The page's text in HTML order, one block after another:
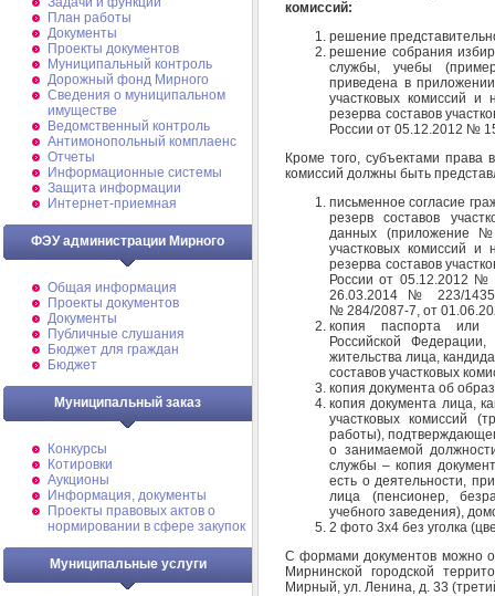
План работы
Документы
Проекты документов
Муниципальный контроль
Дорожный фонд Мирного
Cведения о муниципальном
имуществе
Ведомственный контроль
Антимонопольный комплаенс
Отчеты
Информационные системы
Защита информации
Интернет-приемная
ФЭУ администрации Мирного
Общая информация
Проекты документов
Документы
Публичные слушания
Бюджет для граждан
Бюджет
Муниципальный заказ
Конкурсы
Котировки
Аукционы
Информация, документы
Проекты правовых актов о
нормировании в сфере закупок
Муниципальные услуги
комиссий:
решение
решение собрания
службы, учебы
приведена в
участковых комиссий и
резерва составов
России от 05.12.2012 №
Кроме того, субъектами права
комиссий должны быть
письменное согласие
резерв составов
данных (приложение
участковых комиссий и
резерва составов
России от 05.12.2012
26.03.2014 № 223/
№ 284/2087-7, от
копия паспорта или
Российской
жительства лица,
составов участковых
копия документа об
копия документа лица,
участковых комиссий
работы),
о занимаемой
службы – копия
есть о деятельности,
лица (пенсионер,
учебного заведения),
2 фото 3х4 без уголка
С формами документов можно
Мирнинской городской
Мирный, ул. Ленина, д. 33